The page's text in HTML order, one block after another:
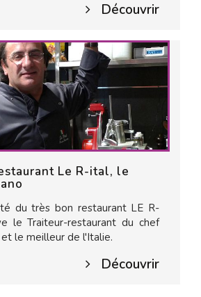
Découvrir
Le R-ital, le
du très bon restaurant LE R-
le Traiteur-restaurant du chef
et le meilleur de l'Italie.
Découvrir